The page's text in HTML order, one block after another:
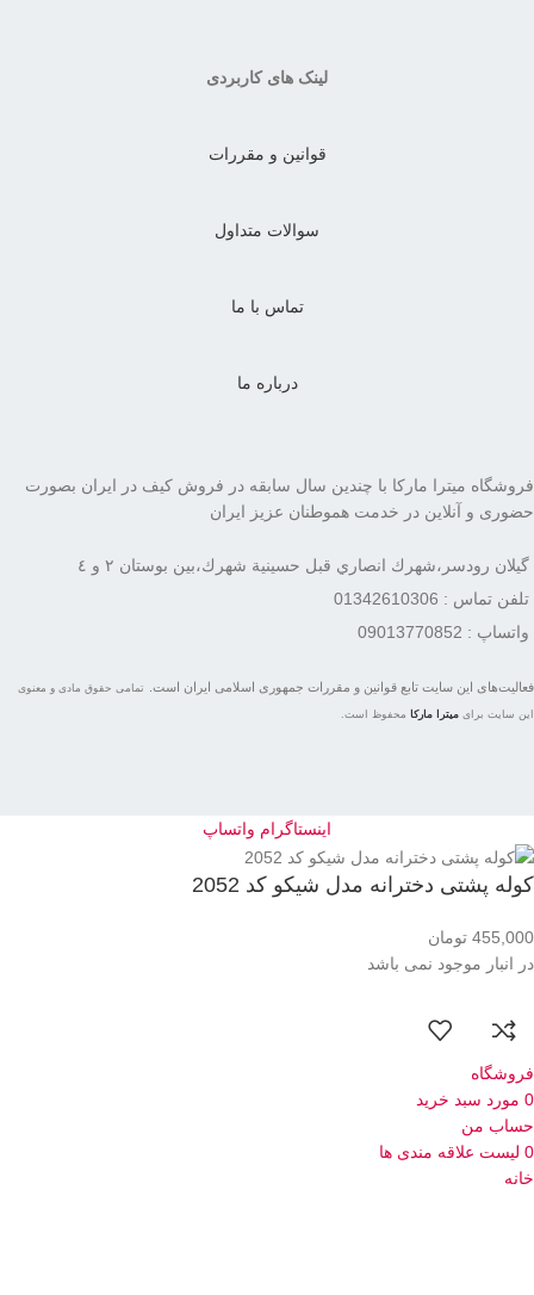
لینک های کاربردی
قوانین و مقررات
سوالات متداول
تماس با ما
درباره ما
فروشگاه میترا مارکا با چندین سال سابقه در فروش کیف در ایران بصورت
حضوری و آنلاین در خدمت هموطنان عزیز ایران
گيلان رودسر،شهرك انصاري قبل حسينية شهرك،بين بوستان ٢ و ٤
تلفن تماس : 01342610306
واتساپ : 09013770852
فعاليت‌های اين سايت تابع قوانين و مقررات جمهوری اسلامی ايران است. تمامی حقوق مادی و معنوی
این سایت برای میترا مارکا محفوظ است.
اینستاگرام واتساپ
کوله پشتی دخترانه مدل شیکو کد 2052
455,000 تومان
در انبار موجود نمی باشد
فروشگاه
0 مورد سبد خرید
حساب من
0 لیست علاقه مندی ها
خانه